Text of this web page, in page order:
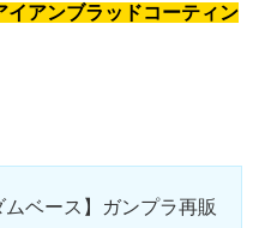
イアンブラッドコーティン
ベース】ガンプラ再販